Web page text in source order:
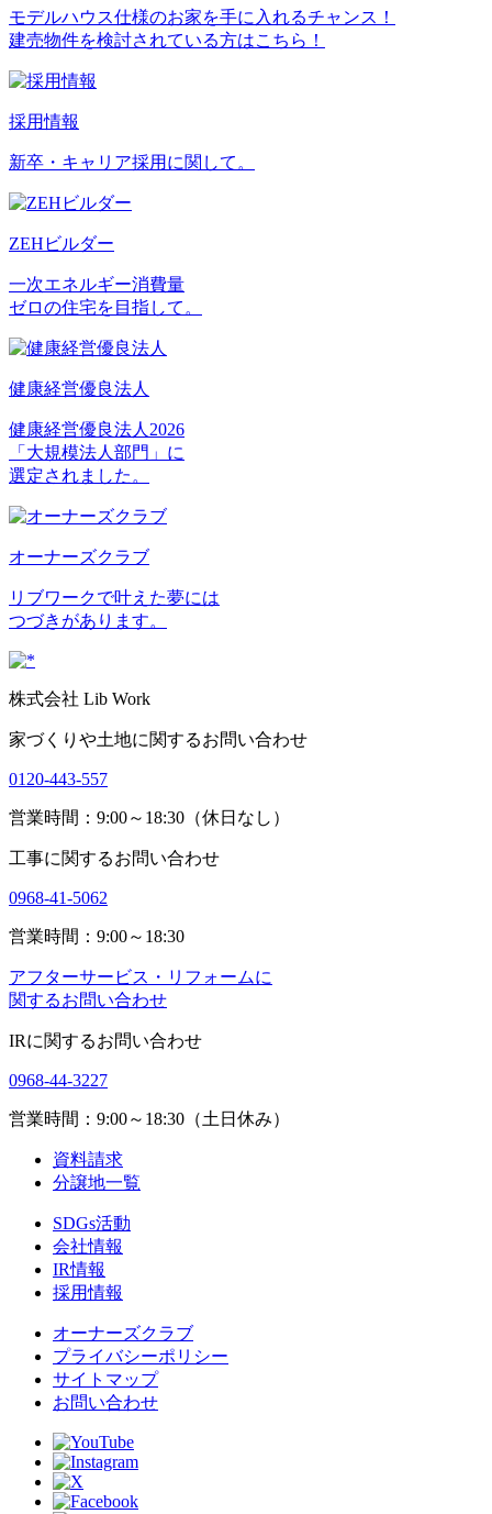
モデルハウス仕様のお家を手に入れるチャンス！
建売物件を検討されている方はこちら！
採用情報
新卒・キャリア採用に関して。
ZEHビルダー
一次エネルギー消費量
ゼロの住宅を目指して。
健康経営優良法人
健康経営優良法人2026
「大規模法人部門」に
選定されました。
オーナーズクラブ
リブワークで叶えた夢には
つづきがあります。
株式会社 Lib Work
家づくりや土地に関するお問い合わせ
0120-443-557
営業時間：9:00～18:30（休日なし）
工事に関するお問い合わせ
0968-41-5062
営業時間：9:00～18:30
アフターサービス・リフォームに
関するお問い合わせ
IRに関するお問い合わせ
0968-44-3227
営業時間：9:00～18:30（土日休み）
資料請求
分譲地一覧
SDGs活動
会社情報
IR情報
採用情報
オーナーズクラブ
プライバシーポリシー
サイトマップ
お問い合わせ